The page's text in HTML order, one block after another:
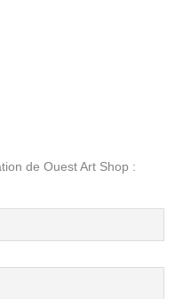
de Ouest Art Shop :